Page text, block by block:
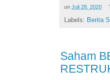
on Juli 28, 2020
Labels: Berita
Saham